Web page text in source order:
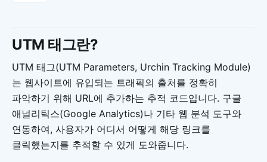
UTM 태그란?
UTM 태그(UTM Parameters, Urchin Tracking Module)
는 웹사이트에 유입되는 트래픽의 출처를 정확히
파악하기 위해 URL에 추가하는 추적 코드입니다. 구글
애널리틱스(Google Analytics)나 기타 웹 분석 도구와
연동하여, 사용자가 어디서 어떻게 해당 링크를
클릭했는지를 추적할 수 있게 도와줍니다.